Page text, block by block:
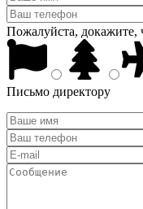
Пожалуйста, докажите,
Письмо директору